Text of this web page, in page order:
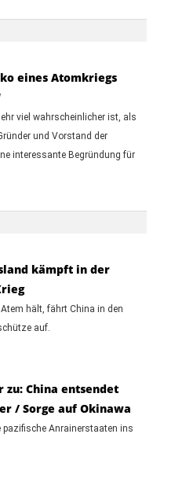
eines Atomkriegs
viel wahrscheinlicher ist, als
und Vorstand der
interessante Begründung für
kämpft in der
hält, fährt China in den
auf.
zu: China entsendet
/ Sorge auf Okinawa
pazifische Anrainerstaaten ins